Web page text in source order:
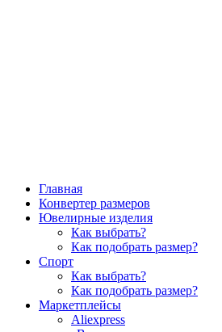
Главная
Конвертер размеров
Ювелирные изделия
Как выбрать?
Как подобрать размер?
Спорт
Как выбрать?
Как подобрать размер?
Маркетплейсы
Aliexpress